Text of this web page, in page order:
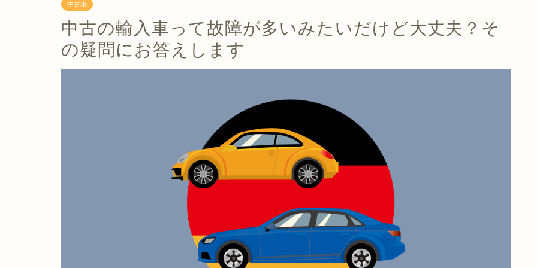
中古車
中古の輸入車って故障が多いみたいだけど大丈夫？そ
の疑問にお答えします